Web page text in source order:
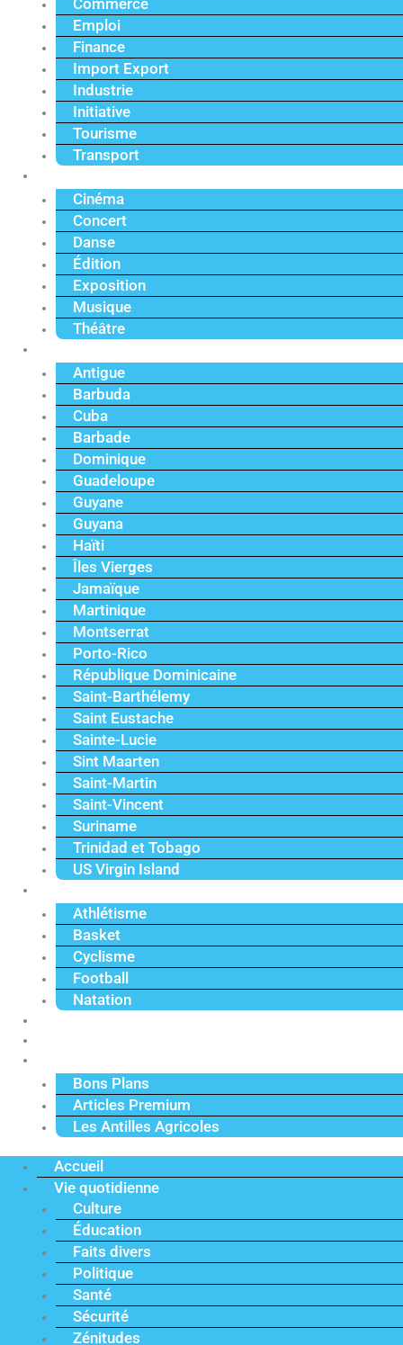
Commerce
Emploi
Finance
Import Export
Industrie
Initiative
Tourisme
Transport
Cinéma
Concert
Danse
Édition
Exposition
Musique
Théâtre
Antigue
Barbuda
Cuba
Barbade
Dominique
Guadeloupe
Guyane
Guyana
Haïti
Îles Vierges
Jamaïque
Martinique
Montserrat
Porto-Rico
République Dominicaine
Saint-Barthélemy
Saint Eustache
Sainte-Lucie
Sint Maarten
Saint-Martin
Saint-Vincent
Suriname
Trinidad et Tobago
US Virgin Island
Athlétisme
Basket
Cyclisme
Football
Natation
Bons Plans
Articles Premium
Les Antilles Agricoles
Accueil
Vie quotidienne
Culture
Éducation
Faits divers
Politique
Santé
Sécurité
Zénitudes